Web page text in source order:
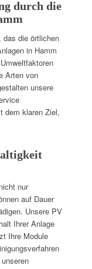
durch die
das die örtlichen
in Hamm
Arten von
unsere
dem klaren Ziel,
nur
auf Dauer
Unsere PV
Ihrer Anlage
Ihre Module